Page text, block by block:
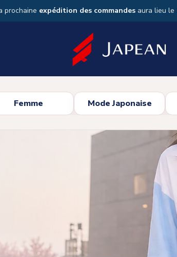
prochaine expédition des commandes aura lieu le
Femme Mode Japonaise